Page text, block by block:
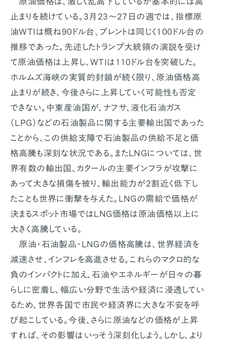
止まりを続けている。3月23～27日の週では、指標原
油WTIは概ね90ドル台、ブレントは同じく100ドル台の
推移であった。先述したトランプ大統領の演説を受け
て原油価格は上昇し、WTIは110ドル台を突破した。
ホルムズ海峡の実質的封鎖が続く限り、原油価格高
止まりが続き、今後さらに上昇していく可能性も否定
できない。中東産油国が、ナフサ、液化石油ガス
（LPG）などの石油製品に関する主要輸出国であった
ことから、この供給支障で石油製品の供給不足と価
格高騰も深刻な状況である。またLNGについては、世
界有数の輸出国、カタールの主要インフラが攻撃に
あって大きな損傷を被り、輸出能力が2割近く低下し
たことも世界に衝撃を与えた。LNGの需給で価格が
決まるスポット市場ではLNG価格は原油価格以上に
大きく高騰している。
原油・石油製品・LNGの価格高騰は、世界経済を
減速させ、インフレを高進させる。これらのマクロ的な
負のインパクトに加え、石油やエネルギーが日々の暮
らしに密着し、幅広い分野で生活や経済に浸透してい
るため、世界各国で市民や経済界に大きな不安を呼
び起こしている。今後、さらに原油などの価格が上昇
すれば、その影響はいっそう深刻化しよう。しかし、より